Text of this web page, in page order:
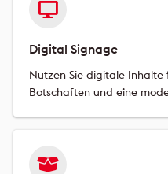
Digital Signage
Nutzen Sie digitale Inhalte
Botschaften und eine